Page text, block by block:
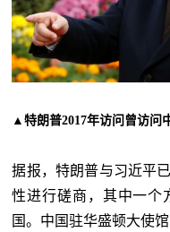
▲特朗普2017年访问曾访问
据报，特朗普与习近平
性进行磋商，其中一个
国。中国驻华盛顿大使